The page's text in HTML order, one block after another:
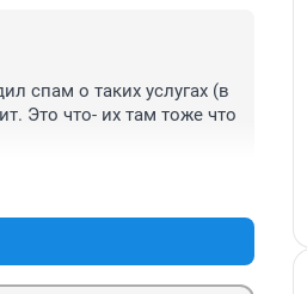
спам о таких услугах (в
Это что- их там тоже что